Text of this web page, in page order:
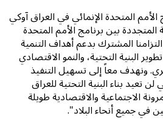
المتحدة الإنمائي في العراق آوكي
بين برنامج الأمم المتحدة
المشترك بدعم أهداف التنمية
البنية التحتية، والنمو الاقتصادي
ونهدف معاً إلى تسهيل التنفيذ
تعيد بناء البنية التحتية للعراق
الاجتماعية والاقتصادية طويلة
في جميع أنحاء البلاد".